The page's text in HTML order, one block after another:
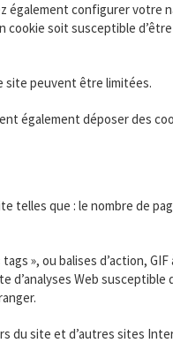
configurer votre
cookie soit susceptible
site peuvent être limitées.
également déposer des
telles que : le nombre de
», ou balises d’action,
d’analyses Web
site et d’autres sites